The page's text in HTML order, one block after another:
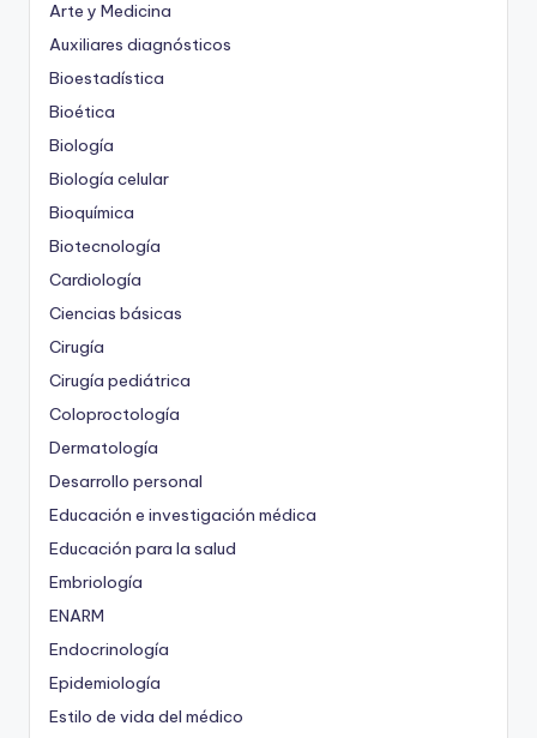
Arte y Medicina
Auxiliares diagnósticos
Bioestadística
Bioética
Biología
Biología celular
Bioquímica
Biotecnología
Cardiología
Ciencias básicas
Cirugía
Cirugía pediátrica
Coloproctología
Dermatología
Desarrollo personal
Educación e investigación médica
Educación para la salud
Embriología
ENARM
Endocrinología
Epidemiología
Estilo de vida del médico